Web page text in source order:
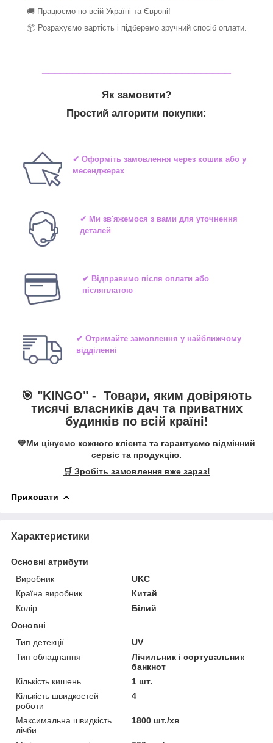
🚚 Працюємо по всій Україні та Європі!
📦 Розрахуємо вартість і підберемо зручний спосіб оплати.
Як замовити?
Простий алгоритм покупки:
✔ Оформіть замовлення через кошик або у
месенджерах
✔ Ми зв'яжемося з вами для уточнення
деталей
✔ Відправимо після оплати або
післяплатою
✔ Отримайте замовлення у найближчому
відділенні
🎯 "KINGO" - Товари, яким довіряють
тисячі власників дач та приватних
будинків по всій країні!
💙Ми цінуємо кожного клієнта та гарантуємо відмінний
сервіс та продукцію.
🛒 Зробіть замовлення вже зараз!
Приховати
Характеристики
Основні атрибути
Виробник
UKC
Країна виробник
Китай
Колір
Білий
Основні
Тип детекції
UV
Тип обладнання
Лічильник і сортувальник
банкнот
Кількість кишень
1 шт.
Кількість швидкостей
роботи
4
Максимальна швидкість
лічби
1800 шт./хв